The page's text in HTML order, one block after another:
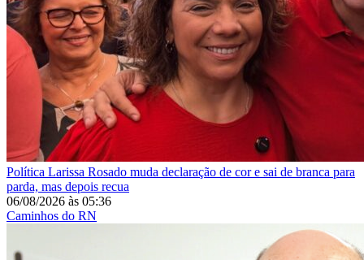
Política Larissa Rosado muda declaração de cor e sai de branca para
parda, mas depois recua
06/08/2026 às 05:36
Caminhos do RN